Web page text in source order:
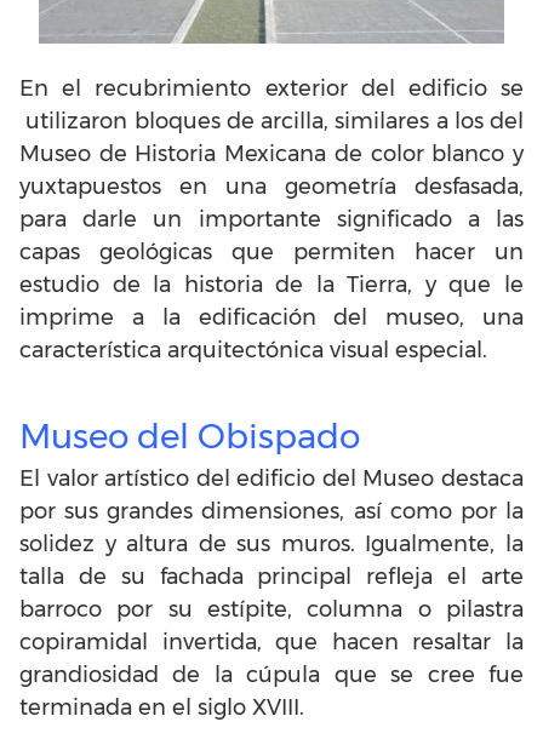
En el recubrimiento exterior del edificio se
utilizaron bloques de arcilla, similares a los del
Museo de Historia Mexicana de color blanco y
yuxtapuestos en una geometría desfasada,
para darle un importante significado a las
capas geológicas que permiten hacer un
estudio de la historia de la Tierra, y que le
imprime a la edificación del museo, una
característica arquitectónica visual especial.
Museo del Obispado
El valor artístico del edificio del Museo destaca
por sus grandes dimensiones, así como por la
solidez y altura de sus muros. Igualmente, la
talla de su fachada principal refleja el arte
barroco por su estípite, columna o pilastra
copiramidal invertida, que hacen resaltar la
grandiosidad de la cúpula que se cree fue
terminada en el siglo XVIII.